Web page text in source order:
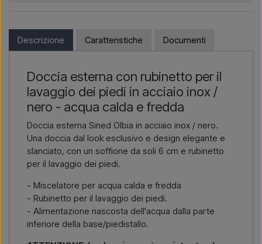
grande? Contattaci – rispondiamo rapidamente.
Scrivici → Chiamaci →
webshop. Puoi invece contattarci e ricevere un prezzo con
consegna e, se necessario, documenti doganali.
link all’articolo) e dove deve essere fatturato e consegnato, e
riceverai un’offerta.
Contattaci via email →
Descrizione Caratteristiche Documenti
Doccia esterna con rubinetto per il
lavaggio dei piedi in acciaio inox /
nero - acqua calda e fredda
Doccia esterna Sined Olbia in acciaio inox / nero.
Una doccia dal look esclusivo e design elegante e
slanciato, con un soffione da soli 6 cm e rubinetto
per il lavaggio dei piedi.
- Miscelatore per acqua calda e fredda
- Rubinetto per il lavaggio dei piedi.
- Alimentazione nascosta dell'acqua dalla parte
inferiore della base/piedistallo.